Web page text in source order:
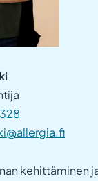
kehittäminen